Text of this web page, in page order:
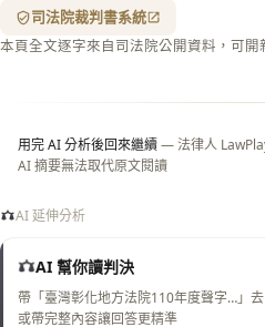
司法院裁判書系統
本頁全文逐字來自司法院公開資料，可開
用完 AI 分析後回來繼續— 法律人
AI 摘要無法取代原文閱讀
AI 延伸分析
AI 幫你讀判決
帶「臺灣彰化地方法院110年度聲字…」
或帶完整內容讓回答更精準